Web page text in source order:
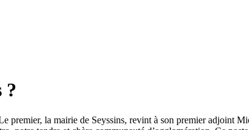
?
premier, la mairie de Seyssins, revint à son premier adjoint